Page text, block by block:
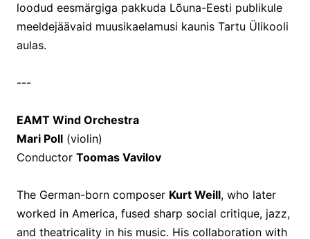
loodud eesmärgiga pakkuda Lõuna-Eesti publikule
meeldejäävaid muusikaelamusi kaunis Tartu Ülikooli
aulas.
---
EAMT Wind Orchestra
Mari Poll (violin)
Conductor Toomas Vavilov
The German-born composer Kurt Weill, who later
worked in America, fused sharp social critique, jazz,
and theatricality in his music. His collaboration with